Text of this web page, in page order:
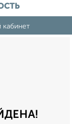
кабинет